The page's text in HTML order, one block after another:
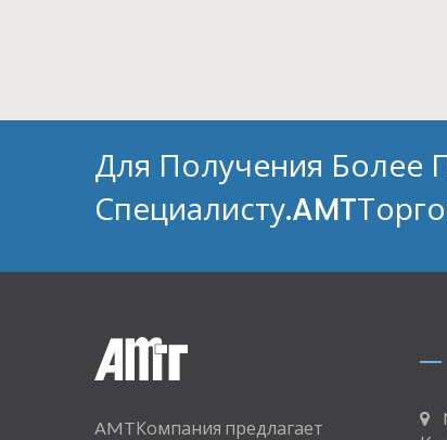
Для Получения Более
AMTКомпания предлагает